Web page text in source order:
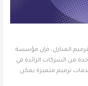
المنازل، فإن مؤسسة
من الشركات الرائدة في
ترميم متميزة يمكن